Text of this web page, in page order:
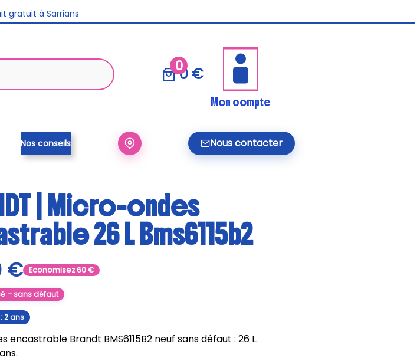
gratuit à Sarrians
00 €
Mon compte
Nous contacter
Nos conseils
| Micro-ondes
26 L Bms6115b2
€ Economisez60€
– sans défaut
2 ans
encastrable Brandt BMS6115B2 neuf sans défaut : 26 L.